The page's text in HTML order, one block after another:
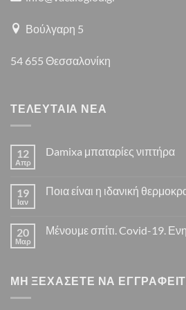
Βούλγαρη 5
54 655 Θεσσαλονίκη
ΤΕΛΕΥΤΑΙΑ ΝΕΑ
12
Απρ
Damixa μπαταρίες νιπτήρα
στο
19
Ιαν
Ποια είναι η ιδανική
στο
θερμοκρασία
για
20
Μαρ
Μένουμε σπίτι. Covid-19.
Μένουμε
ΜΗ ΞΕΧΑΣΕΤΕ ΝΑ